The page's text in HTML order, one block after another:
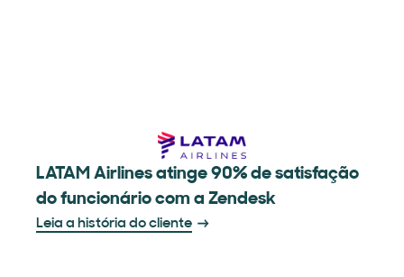
LATAM Airlines atinge 90% de satisfação
do funcionário com a Zendesk
Leia a história do cliente